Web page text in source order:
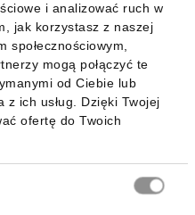
i analizować ruch w
jak korzystasz z naszej
mogą połączyć te
od Ciebie lub
ich usług. Dzięki Twojej
ofertę do Twoich
mobilną: